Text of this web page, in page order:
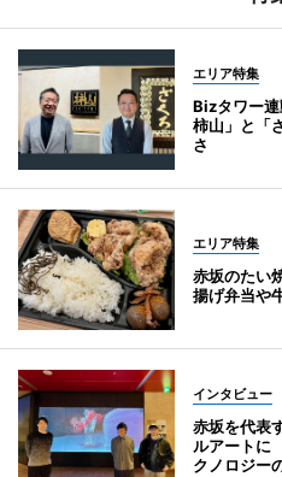
エリア特集
Bizタワー
柿山」と「
さ
エリア特集
赤坂のたい
揚げ弁当や
インタビュー
赤坂を代表
ルアートに
クノロジー